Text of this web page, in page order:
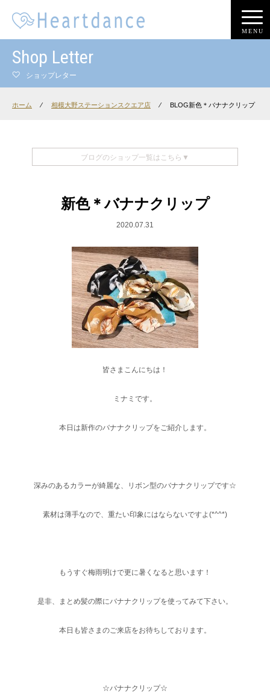
MENU
Shop Letter
ショップレター
ホーム ⁄ 相模大野ステーションスクエア店 ⁄ BLOG新色＊バナナクリップ
ブログのショップ一覧はこちら▼
新色＊バナナクリップ
2020.07.31
皆さまこんにちは！
ミナミです。
本日は新作のバナナクリップをご紹介します。
深みのあるカラーが綺麗な、リボン型のバナナクリップです☆
素材は薄手なので、重たい印象にはならないですよ(*^^*)
もうすぐ梅雨明けで更に暑くなると思います！
是非、まとめ髪の際にバナナクリップを使ってみて下さい。
本日も皆さまのご来店をお待ちしております。
☆バナナクリップ☆